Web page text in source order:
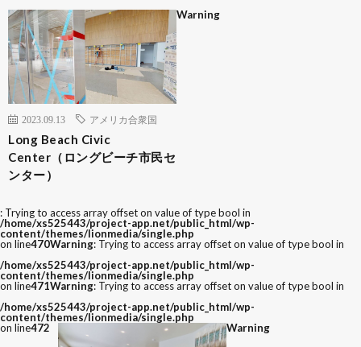
2023.09.13 アメリカ合衆国
Long Beach Civic
Center（ロングビーチ市民セ
ンター）
Warning
: Trying to access array offset on value of type bool in
/home/xs525443/project-app.net/public_html/wp-
content/themes/lionmedia/single.php
on line470Warning: Trying to access array offset on value of type bool in
/home/xs525443/project-app.net/public_html/wp-
content/themes/lionmedia/single.php
on line471Warning: Trying to access array offset on value of type bool in
/home/xs525443/project-app.net/public_html/wp-
content/themes/lionmedia/single.php
on line472 Warning